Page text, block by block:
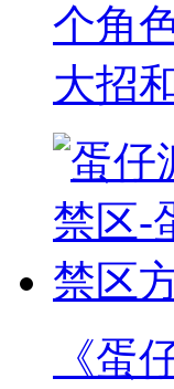
个角
大招
《蛋